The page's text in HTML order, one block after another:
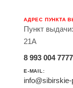
АДРЕС ПУНКТА
Пункт
21А
8 993 004 7777
E-MAIL: